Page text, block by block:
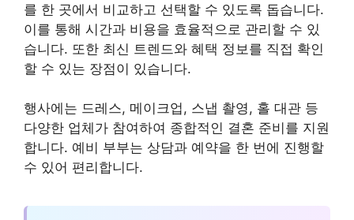
를 한 곳에서 비교하고 선택할 수 있도록 돕습니다.
이를 통해 시간과 비용을 효율적으로 관리할 수 있
습니다. 또한 최신 트렌드와 혜택 정보를 직접 확인
할 수 있는 장점이 있습니다.
행사에는 드레스, 메이크업, 스냅 촬영, 홀 대관 등
다양한 업체가 참여하여 종합적인 결혼 준비를 지원
합니다. 예비 부부는 상담과 예약을 한 번에 진행할
수 있어 편리합니다.